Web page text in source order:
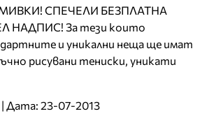
СПЕЧЕЛИ БЕЗПЛАТНА
НАДПИС! За тези които
и уникални неща ще имат
рисувани тениски, уникати
Дата: 23-07-2013